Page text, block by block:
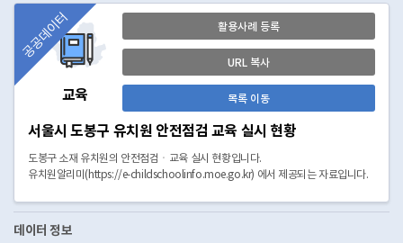
교육
공공데이터 활용사례 등록
URL 복사
목록 이동
서울시 도봉구 유치원 안전점검 교육 실시 현황
도봉구 소재 유치원의 안전점검ㆍ교육 실시 현황입니다.
유치원알리미(https://e-childschoolinfo.moe.go.kr) 에서 제공되는 자료입니다.
데이터 정보